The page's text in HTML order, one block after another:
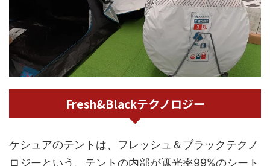
Fresh&Blackテクノロジー
ケシュアのテントは、フレッシュ＆ブラックテクノ
ロジーという、テントの内部が遮光率99%のシート